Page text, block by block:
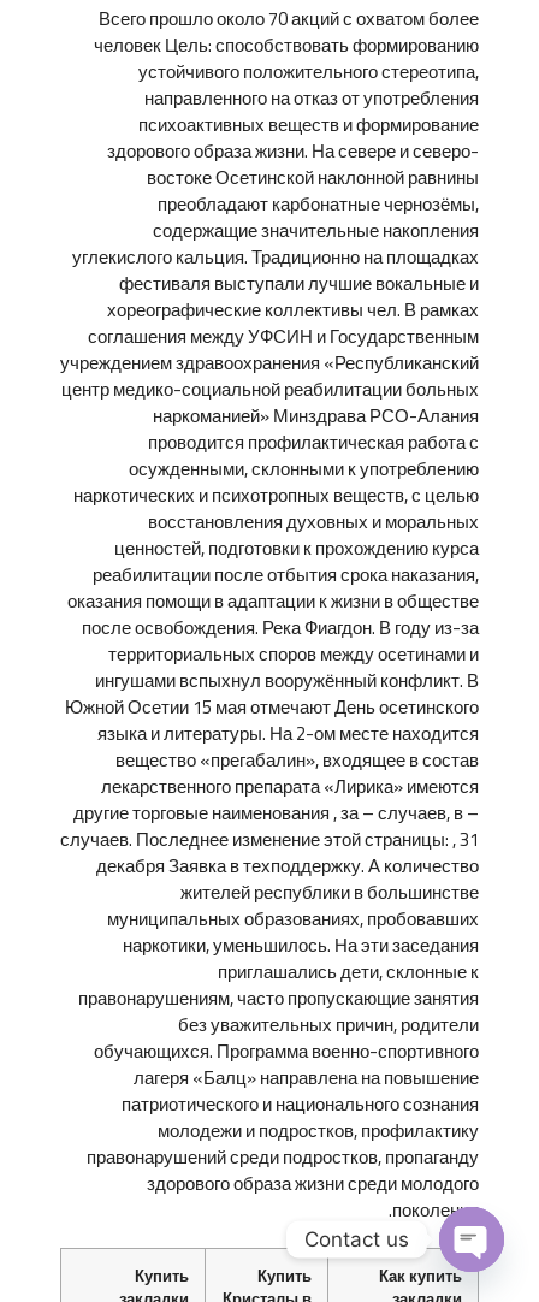
Всего прошло около 70 акций с охватом более
человек Цель: способствовать формированию
устойчивого положительного стереотипа,
направленного на отказ от употребления
психоактивных веществ и формирование
здорового образа жизни. На севере и северо-
востоке Осетинской наклонной равнины
преобладают карбонатные чернозёмы,
содержащие значительные накопления
углекислого кальция. Традиционно на площадках
фестиваля выступали лучшие вокальные и
хореографические коллективы чел. В рамках
соглашения между УФСИН и Государственным
учреждением здравоохранения «Республиканский
центр медико-социальной реабилитации больных
наркоманией» Минздрава РСО-Алания
проводится профилактическая работа с
осужденными, склонными к употреблению
наркотических и психотропных веществ, с целью
восстановления духовных и моральных
ценностей, подготовки к прохождению курса
реабилитации после отбытия срока наказания,
оказания помощи в адаптации к жизни в обществе
после освобождения. Река Фиагдон. В году из-за
территориальных споров между осетинами и
ингушами вспыхнул вооружённый конфликт. В
Южной Осетии 15 мая отмечают День осетинского
языка и литературы. На 2-ом месте находится
вещество «прегабалин», входящее в состав
лекарственного препарата «Лирика» имеются
другие торговые наименования , за – случаев, в –
случаев. Последнее изменение этой страницы: , 31
декабря Заявка в техподдержку. А количество
жителей республики в большинстве
муниципальных образованиях, пробовавших
наркотики, уменьшилось. На эти заседания
приглашались дети, склонные к
правонарушениям, часто пропускающие занятия
без уважительных причин, родители
обучающихся. Программа военно-спортивного
лагеря «Балц» направлена на повышение
патриотического и национального сознания
молодежи и подростков, профилактику
правонарушений среди подростков, пропаганду
здорового образа жизни среди молодого
поколения.
Как купить
Купить
Купить
Contact us
O